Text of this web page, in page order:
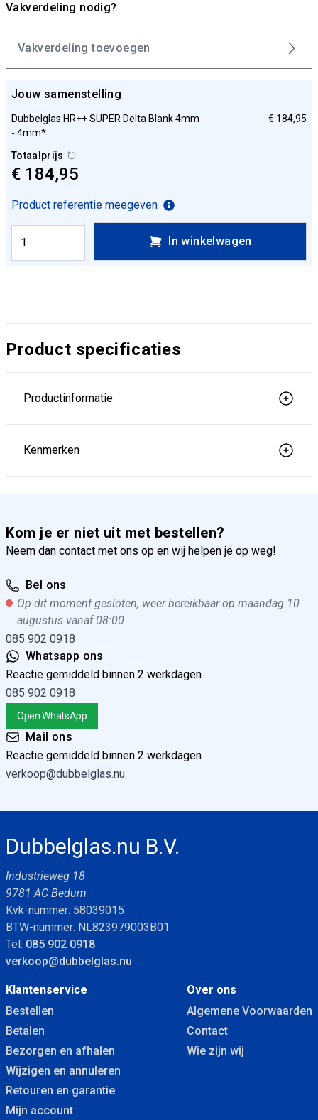
Vakverdeling nodig?
Vakverdeling toevoegen
Jouw samenstelling
Dubbelglas HR++ SUPER Delta Blank 4mm
- 4mm*
€ 184,95
Totaalprijs
€ 184,95
Product referentie meegeven
In winkelwagen
Product specificaties
Productinformatie
Kenmerken
Kom je er niet uit met bestellen?
Neem dan contact met ons op en wij helpen je op weg!
Bel ons
Op dit moment gesloten, weer bereikbaar op maandag 10
augustus vanaf 08:00
085 902 0918
Whatsapp ons
Reactie gemiddeld binnen 2 werkdagen
085 902 0918
Open WhatsApp
Mail ons
Reactie gemiddeld binnen 2 werkdagen
verkoop@dubbelglas.nu
Dubbelglas.nu B.V.
Industrieweg 18
9781 AC Bedum
Kvk-nummer: 58039015
BTW-nummer: NL823979003B01
Tel. 085 902 0918
verkoop@dubbelglas.nu
Klantenservice
Bestellen
Betalen
Bezorgen en afhalen
Wijzigen en annuleren
Retouren en garantie
Mijn account
Over ons
Algemene Voorwaarden
Contact
Wie zijn wij